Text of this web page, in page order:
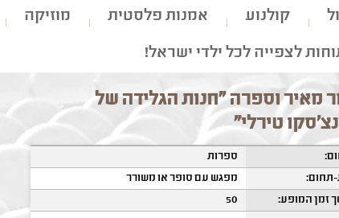
קולנוע אמנות פלסטית מוזיקה
לצפייה לכל ילדי ישראל!
מאיר וספרה "חנות הגלידה של
טירלי"
ספרות
תחום:
מפגש עם סופר או משורר
זמן המופע:
50